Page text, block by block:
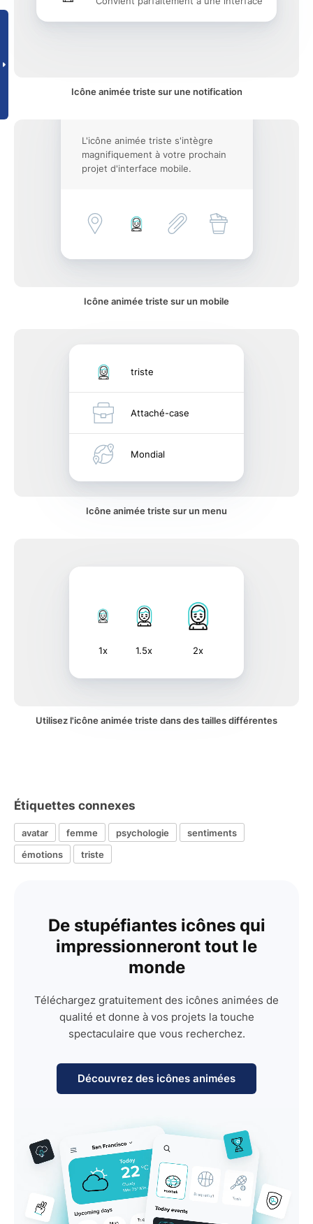
Icône animée triste sur une notification
L'icône animée triste s'intègre
magnifiquement à votre prochain
projet d'interface mobile.
Icône animée triste sur un mobile
triste
Attaché-case
Mondial
Icône animée triste sur un menu
1x 1.5x 2x
Utilisez l'icône animée triste dans des tailles différentes
Étiquettes connexes
avatar femme psychologie
sentiments
émotions
triste
De stupéfiantes icônes qui
impressionneront tout le
monde
Téléchargez gratuitement des icônes animées de
qualité et donne à vos projets la touche
spectaculaire que vous recherchez.
Découvrez des icônes animées